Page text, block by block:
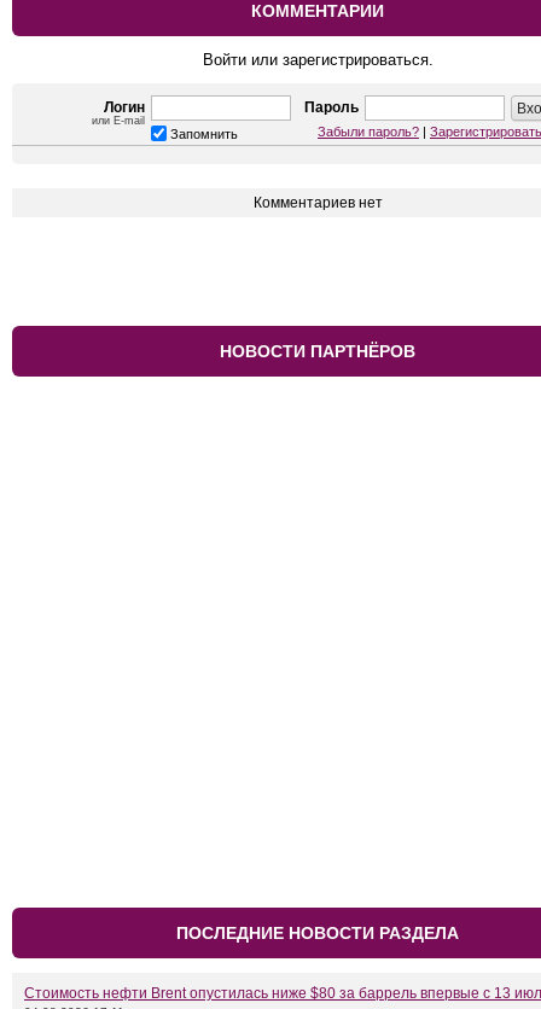
КОММЕНТАРИИ
Войти или зарегистрироваться.
Логин
или E-mail
Пароль
Запомнить Забыли пароль? |
Комментариев нет
НОВОСТИ ПАРТНЁРОВ
ПОСЛЕДНИЕ НОВОСТИ РАЗДЕЛА
Стоимость нефти Brent опустилась ниже $80 за баррель впервые с 13